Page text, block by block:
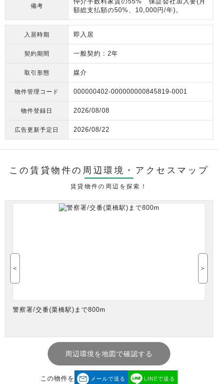
備考
額総支払額の50%、10,000円/年)。
入居時期 即入居
契約期間 一般契約：2年
取引形態 媒介
物件管理コード 000000402-000000000845819-0001
物件登録日 2026/08/08
広告更新予定日 2026/08/22
この賃貸物件の周辺環境・ アクセスマップ
賃貸物件の周辺を探索！
警察署/交番(栗橋駅)まで800m
＜ ＞
周辺環境を地図で確認する
この物件を メールで送る LINEで送る